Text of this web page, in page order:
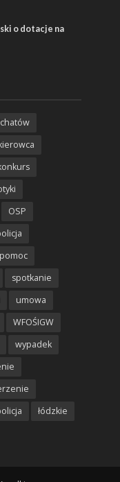
o dotacje na
OSP
pomoc
spotkanie
umowa
WFOŚIGW
wypadek
łódzkie